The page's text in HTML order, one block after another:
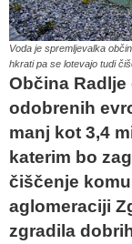
Voda je spremljevalka
hkrati pa se lotevajo tudi
Občina
odobrenih
manj kot 3,4
katerim bo
čiščenje
aglomeraciji
zgradila